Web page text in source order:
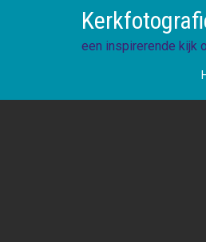
een inspirerende kijk